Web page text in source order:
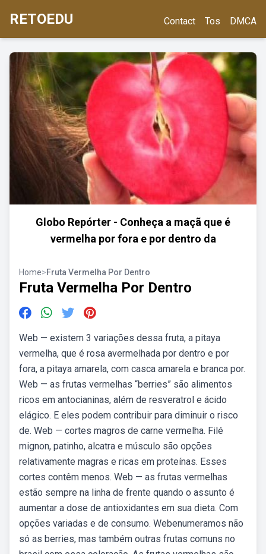
RETOEDU Contact Tos DMCA
Globo Repórter - Conheça a maçã que é
vermelha por fora e por dentro da
Home>Fruta Vermelha Por Dentro
Fruta Vermelha Por Dentro
Web — existem 3 variações dessa fruta, a pitaya
vermelha, que é rosa avermelhada por dentro e por
fora, a pitaya amarela, com casca amarela e branca por.
Web — as frutas vermelhas “berries” são alimentos
ricos em antocianinas, além de resveratrol e ácido
elágico. E eles podem contribuir para diminuir o risco
de. Web — cortes magros de carne vermelha. Filé
mignon, patinho, alcatra e músculo são opções
relativamente magras e ricas em proteínas. Esses
cortes contêm menos. Web — as frutas vermelhas
estão sempre na linha de frente quando o assunto é
aumentar a dose de antioxidantes em sua dieta. Com
opções variadas e de consumo. Webenumeramos não
só as berries, mas também outras frutas comuns no